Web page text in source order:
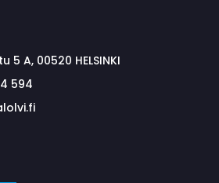
5 A, 00520 HELSINKI
594